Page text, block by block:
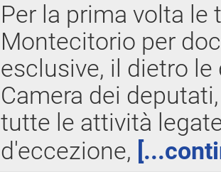
Per la prima volta le
Montecitorio per
esclusive, il dietro
Camera dei
tutte le attività
d'eccezione,